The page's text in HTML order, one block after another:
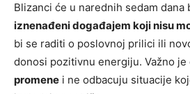
Blizanci će u narednih sedam dana
iznenađeni događajem koji nisu
bi se raditi o poslovnoj prilici ili
donosi pozitivnu energiju. Važno je
promene i ne odbacuju situacije